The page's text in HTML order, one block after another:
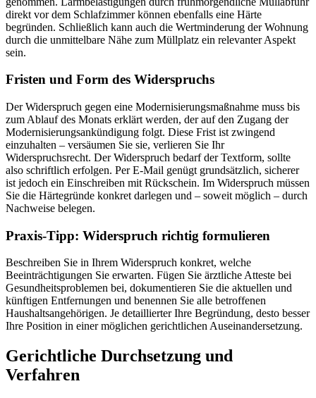
direkt vor dem Schlafzimmer können ebenfalls eine Härte
begründen. Schließlich kann auch die Wertminderung der Wohnung
durch die unmittelbare Nähe zum Müllplatz ein relevanter Aspekt
sein.
Fristen und Form des Widerspruchs
Der Widerspruch gegen eine Modernisierungsmaßnahme muss bis
zum Ablauf des Monats erklärt werden, der auf den Zugang der
Modernisierungsankündigung folgt. Diese Frist ist zwingend
einzuhalten – versäumen Sie sie, verlieren Sie Ihr
Widerspruchsrecht. Der Widerspruch bedarf der Textform, sollte
also schriftlich erfolgen. Per E-Mail genügt grundsätzlich, sicherer
ist jedoch ein Einschreiben mit Rückschein. Im Widerspruch müssen
Sie die Härtegründe konkret darlegen und – soweit möglich – durch
Nachweise belegen.
Praxis-Tipp: Widerspruch richtig formulieren
Beschreiben Sie in Ihrem Widerspruch konkret, welche
Beeinträchtigungen Sie erwarten. Fügen Sie ärztliche Atteste bei
Gesundheitsproblemen bei, dokumentieren Sie die aktuellen und
künftigen Entfernungen und benennen Sie alle betroffenen
Haushaltsangehörigen. Je detaillierter Ihre Begründung, desto besser
Ihre Position in einer möglichen gerichtlichen Auseinandersetzung.
Gerichtliche Durchsetzung und
Verfahren